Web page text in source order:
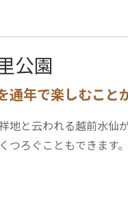
公園
通年で楽しむこと
地と云われる越前水仙
つろぐこともできます